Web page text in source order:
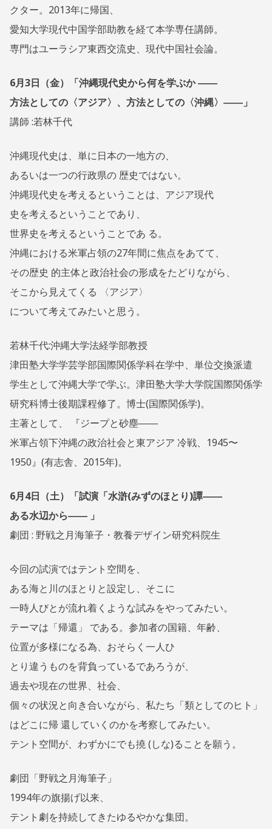
クター。2013年に帰国、
愛知大学現代中国学部助教を経て本学専任講師。
専門はユーラシア東西交流史、現代中国社会論。
6月3日（金）「沖縄現代史から何を学ぶか ――
方法としての〈アジア〉、方法としての〈沖縄〉――」
講師 :若林千代
沖縄現代史は、単に日本の一地方の、
あるいは一つの行政県の 歴史ではない。
沖縄現代史を考えるということは、アジア現代
史を考えるということであり、
世界史を考えるということであ る。
沖縄における米軍占領の27年間に焦点をあてて、
その歴史 的主体と政治社会の形成をたどりながら、
そこから見えてくる 〈アジア〉
について考えてみたいと思う。
若林千代:沖縄大学法経学部教授
津田塾大学学芸学部国際関係学科在学中、単位交換派遣
学生として沖縄大学で学ぶ。津田塾大学大学院国際関係学
研究科博士後期課程修了。博士(国際関係学)。
主著として、 『ジープと砂塵――
米軍占領下沖縄の政治社会と東アジア 冷戦、1945〜
1950』(有志舎、2015年)。
6月4日（土）「試演「水滸(みずのほとり)譚――
ある水辺から―― 」
劇団 : 野戦之月海筆子・教養デザイン研究科院生
今回の試演ではテント空間を、
ある海と川のほとりと設定し、そこに
一時人びとが流れ着くような試みをやってみたい。
テーマは「帰還」 である。参加者の国籍、年齢、
位置が多様になる為、おそらく一人ひ
とり違うものを背負っているであろうが、
過去や現在の世界、社会、
個々の状況と向き合いながら、私たち「類としてのヒト」
はどこに帰 還していくのかを考察してみたい。
テント空間が、わずかにでも撓 (しな)ることを願う。
劇団「野戦之月海筆子」
1994年の旗揚げ以来、
テント劇を持続してきたゆるやかな集団。